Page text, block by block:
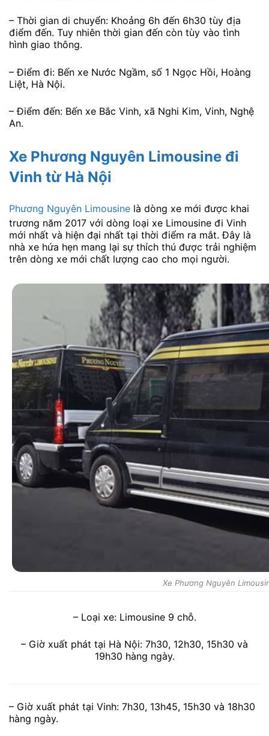
– Thời gian di chuyển: Khoảng 6h đến 6h30 tùy địa
điểm đến. Tuy nhiên thời gian đến còn tùy vào tình
hình giao thông.
– Điểm đi: Bến xe Nước Ngầm, số 1 Ngọc Hồi, Hoàng
Liệt, Hà Nội.
– Điểm đến: Bến xe Bắc Vinh, xã Nghi Kim, Vinh, Nghệ
An.
Xe Phương Nguyên Limousine đi
Vinh từ Hà Nội
Phương Nguyên Limousine là dòng xe mới được khai
trương năm 2017 với dòng loại xe Limousine đi Vinh
mới nhất và hiện đại nhất tại thời điểm ra mắt. Đây là
nhà xe hứa hẹn mang lại sự thích thú được trải nghiệm
trên dòng xe mới chất lượng cao cho mọi người.
Xe Phương Nguyên
– Loại xe: Limousine 9 chỗ.
– Giờ xuất phát tại Hà Nội: 7h30, 12h30, 15h30 và
19h30 hàng ngày.
– Giờ xuất phát tại Vinh: 7h30, 13h45, 15h30 và 18h30
hàng ngày.